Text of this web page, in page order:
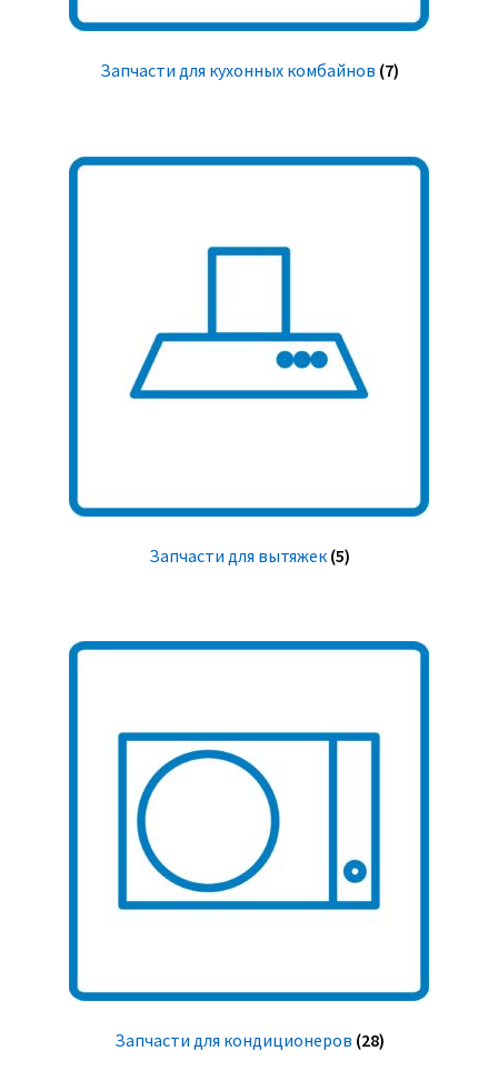
Запчасти для кухонных комбайнов (7)
Запчасти для вытяжек (5)
Запчасти для кондиционеров (28)